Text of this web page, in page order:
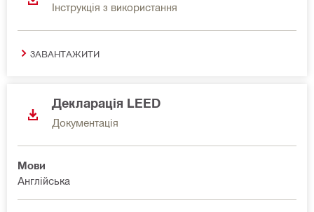
Інструкція з використання
ЗАВАНТАЖИТИ
Декларація LEED
Документація
Мови
Англійська